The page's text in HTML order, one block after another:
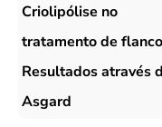
Criolipólise no
tratamento de
Resultados através
Asgard